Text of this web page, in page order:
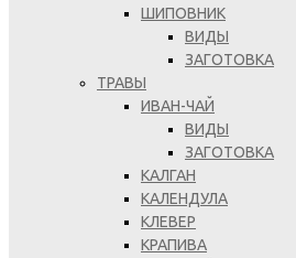
ШИПОВНИК
ВИДЫ
ЗАГОТОВКА
ТРАВЫ
ИВАН-ЧАЙ
ВИДЫ
ЗАГОТОВКА
КАЛГАН
КАЛЕНДУЛА
КЛЕВЕР
КРАПИВА